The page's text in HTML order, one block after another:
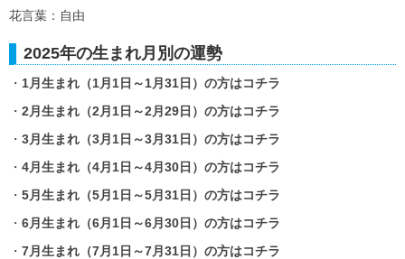
花言葉：自由
2025年の生まれ月別の運勢
・ 1月生まれ（1月1日～1月31日）の方はコチラ
・ 2月生まれ（2月1日～2月29日）の方はコチラ
・ 3月生まれ（3月1日～3月31日）の方はコチラ
・ 4月生まれ（4月1日～4月30日）の方はコチラ
・ 5月生まれ（5月1日～5月31日）の方はコチラ
・ 6月生まれ（6月1日～6月30日）の方はコチラ
・ 7月生まれ（7月1日～7月31日）の方はコチラ